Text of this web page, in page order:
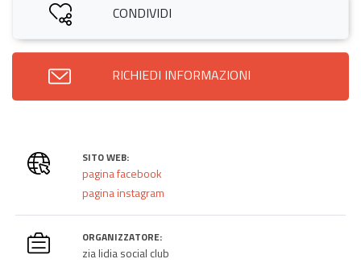
CONDIVIDI
RICHIEDI INFORMAZIONI
SITO WEB:
pagina facebook
pagina instagram
ORGANIZZATORE:
zia lidia social club